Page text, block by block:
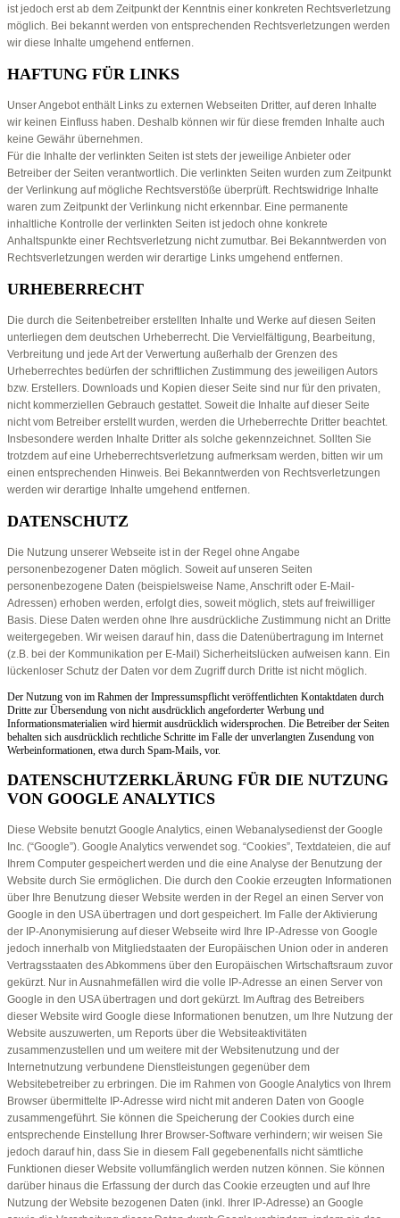
ist jedoch erst ab dem Zeitpunkt der Kenntnis einer konkreten Rechtsverletzung
möglich. Bei bekannt werden von entsprechenden Rechtsverletzungen werden
wir diese Inhalte umgehend entfernen.
HAFTUNG FÜR LINKS
Unser Angebot enthält Links zu externen Webseiten Dritter, auf deren Inhalte
wir keinen Einfluss haben. Deshalb können wir für diese fremden Inhalte auch
keine Gewähr übernehmen.
Für die Inhalte der verlinkten Seiten ist stets der jeweilige Anbieter oder
Betreiber der Seiten verantwortlich. Die verlinkten Seiten wurden zum Zeitpunkt
der Verlinkung auf mögliche Rechtsverstöße überprüft. Rechtswidrige Inhalte
waren zum Zeitpunkt der Verlinkung nicht erkennbar. Eine permanente
inhaltliche Kontrolle der verlinkten Seiten ist jedoch ohne konkrete
Anhaltspunkte einer Rechtsverletzung nicht zumutbar. Bei Bekanntwerden von
Rechtsverletzungen werden wir derartige Links umgehend entfernen.
URHEBERRECHT
Die durch die Seitenbetreiber erstellten Inhalte und Werke auf diesen Seiten
unterliegen dem deutschen Urheberrecht. Die Vervielfältigung, Bearbeitung,
Verbreitung und jede Art der Verwertung außerhalb der Grenzen des
Urheberrechtes bedürfen der schriftlichen Zustimmung des jeweiligen Autors
bzw. Erstellers. Downloads und Kopien dieser Seite sind nur für den privaten,
nicht kommerziellen Gebrauch gestattet. Soweit die Inhalte auf dieser Seite
nicht vom Betreiber erstellt wurden, werden die Urheberrechte Dritter beachtet.
Insbesondere werden Inhalte Dritter als solche gekennzeichnet. Sollten Sie
trotzdem auf eine Urheberrechtsverletzung aufmerksam werden, bitten wir um
einen entsprechenden Hinweis. Bei Bekanntwerden von Rechtsverletzungen
werden wir derartige Inhalte umgehend entfernen.
DATENSCHUTZ
Die Nutzung unserer Webseite ist in der Regel ohne Angabe
personenbezogener Daten möglich. Soweit auf unseren Seiten
personenbezogene Daten (beispielsweise Name, Anschrift oder E-Mail-
Adressen) erhoben werden, erfolgt dies, soweit möglich, stets auf freiwilliger
Basis. Diese Daten werden ohne Ihre ausdrückliche Zustimmung nicht an Dritte
weitergegeben. Wir weisen darauf hin, dass die Datenübertragung im Internet
(z.B. bei der Kommunikation per E-Mail) Sicherheitslücken aufweisen kann. Ein
lückenloser Schutz der Daten vor dem Zugriff durch Dritte ist nicht möglich.
Der Nutzung von im Rahmen der Impressumspflicht veröffentlichten Kontaktdaten durch
Dritte zur Übersendung von nicht ausdrücklich angeforderter Werbung und
Informationsmaterialien wird hiermit ausdrücklich widersprochen. Die Betreiber der Seiten
behalten sich ausdrücklich rechtliche Schritte im Falle der unverlangten Zusendung von
Werbeinformationen, etwa durch Spam-Mails, vor.
DATENSCHUTZERKLÄRUNG FÜR DIE NUTZUNG
VON GOOGLE ANALYTICS
Diese Website benutzt Google Analytics, einen Webanalysedienst der Google
Inc. (“Google”). Google Analytics verwendet sog. “Cookies”, Textdateien, die auf
Ihrem Computer gespeichert werden und die eine Analyse der Benutzung der
Website durch Sie ermöglichen. Die durch den Cookie erzeugten Informationen
über Ihre Benutzung dieser Website werden in der Regel an einen Server von
Google in den USA übertragen und dort gespeichert. Im Falle der Aktivierung
der IP-Anonymisierung auf dieser Webseite wird Ihre IP-Adresse von Google
jedoch innerhalb von Mitgliedstaaten der Europäischen Union oder in anderen
Vertragsstaaten des Abkommens über den Europäischen Wirtschaftsraum zuvor
gekürzt. Nur in Ausnahmefällen wird die volle IP-Adresse an einen Server von
Google in den USA übertragen und dort gekürzt. Im Auftrag des Betreibers
dieser Website wird Google diese Informationen benutzen, um Ihre Nutzung der
Website auszuwerten, um Reports über die Websiteaktivitäten
zusammenzustellen und um weitere mit der Websitenutzung und der
Internetnutzung verbundene Dienstleistungen gegenüber dem
Websitebetreiber zu erbringen. Die im Rahmen von Google Analytics von Ihrem
Browser übermittelte IP-Adresse wird nicht mit anderen Daten von Google
zusammengeführt. Sie können die Speicherung der Cookies durch eine
entsprechende Einstellung Ihrer Browser-Software verhindern; wir weisen Sie
jedoch darauf hin, dass Sie in diesem Fall gegebenenfalls nicht sämtliche
Funktionen dieser Website vollumfänglich werden nutzen können. Sie können
darüber hinaus die Erfassung der durch das Cookie erzeugten und auf Ihre
Nutzung der Website bezogenen Daten (inkl. Ihrer IP-Adresse) an Google